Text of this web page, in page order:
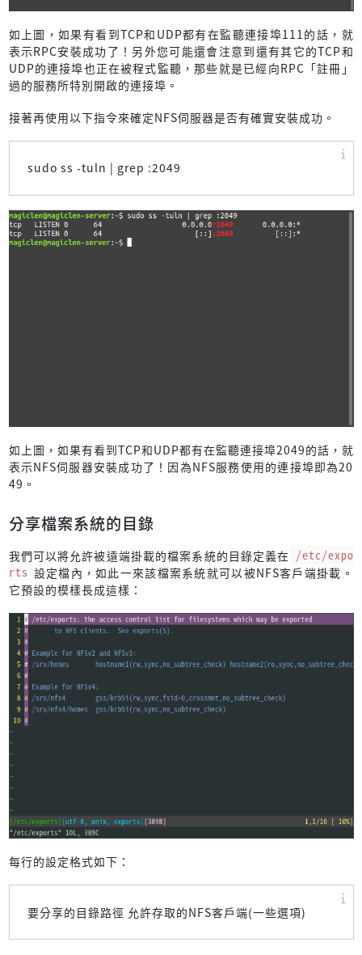
如上圖，如果有看到TCP和UDP都有在監聽連接埠111的話，就
表示RPC安裝成功了！另外您可能還會注意到還有其它的TCP和
UDP的連接埠也正在被程式監聽，那些就是已經向RPC「註冊」
過的服務所特別開啟的連接埠。
接著再使用以下指令來確定NFS伺服器是否有確實安裝成功。
sudo ss -tuln | grep :2049
如上圖，如果有看到TCP和UDP都有在監聽連接埠2049的話，就
表示NFS伺服器安裝成功了！因為NFS服務使用的連接埠即為20
49。
分享檔案系統的目錄
我們可以將允許被遠端掛載的檔案系統的目錄定義在 /etc/expo
rts 設定檔內，如此一來該檔案系統就可以被NFS客戶端掛載。
它預設的模樣長成這樣：
每行的設定格式如下：
要分享的目錄路徑 允許存取的NFS客戶端(一些選項)